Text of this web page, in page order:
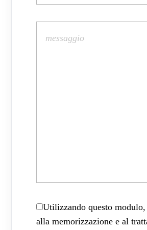
Utilizzando questo modulo,
alla memorizzazione e al